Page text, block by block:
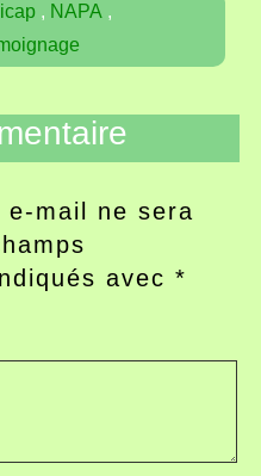
, NAPA ,
mail ne sera
avec*